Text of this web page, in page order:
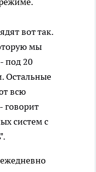
вот так.
мы
под 20
Остальные
всю
говорит
систем с